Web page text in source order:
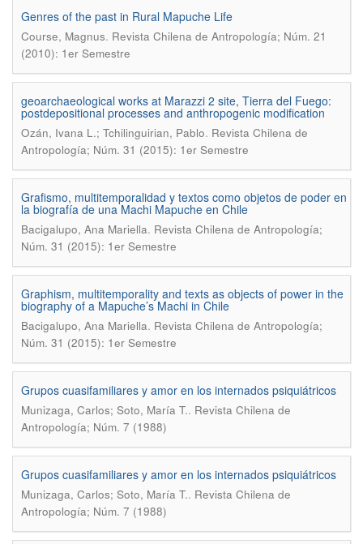
Genres of the past in Rural Mapuche Life
Course, Magnus. Revista Chilena de Antropología; Núm. 21
(2010): 1er Semestre
geoarchaeological works at Marazzi 2 site, Tierra del Fuego:
postdepositional processes and anthropogenic modification
Ozán, Ivana L.; Tchilinguirian, Pablo. Revista Chilena de
Antropología; Núm. 31 (2015): 1er Semestre
Grafismo, multitemporalidad y textos como objetos de poder en
la biografía de una Machi Mapuche en Chile
Bacigalupo, Ana Mariella. Revista Chilena de Antropología;
Núm. 31 (2015): 1er Semestre
Graphism, multitemporality and texts as objects of power in the
biography of a Mapuche’s Machi in Chile
Bacigalupo, Ana Mariella. Revista Chilena de Antropología;
Núm. 31 (2015): 1er Semestre
Grupos cuasifamiliares y amor en los internados psiquiátricos
Munizaga, Carlos; Soto, María T.. Revista Chilena de
Antropología; Núm. 7 (1988)
Grupos cuasifamiliares y amor en los internados psiquiátricos
Munizaga, Carlos; Soto, María T.. Revista Chilena de
Antropología; Núm. 7 (1988)